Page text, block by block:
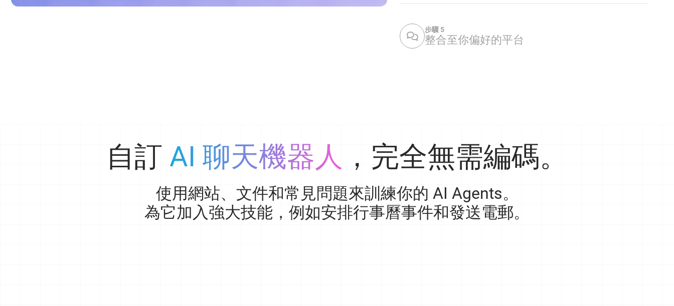
步驟 5
整合至你偏好的平台
自訂 AI 聊天機器人 ，完全無需編碼。
使用網站、文件和常見問題來訓練你的 AI Agents。
為它加入強大技能，例如安排行事曆事件和發送電郵。